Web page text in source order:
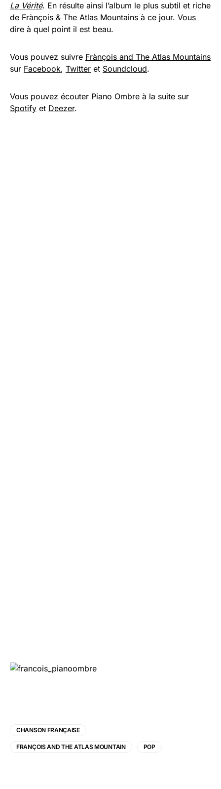
La Vérité. En résulte ainsi l’album le plus subtil et riche
de Frànçois & The Atlas Mountains à ce jour. Vous
dire à quel point il est beau.
Vous pouvez suivre Frànçois and The Atlas Mountains
sur Facebook, Twitter et Soundcloud.
Vous pouvez écouter Piano Ombre à la suite sur
Spotify et Deezer.
CHANSON FRANÇAISE
FRANÇOIS AND THE ATLAS MOUNTAIN POP